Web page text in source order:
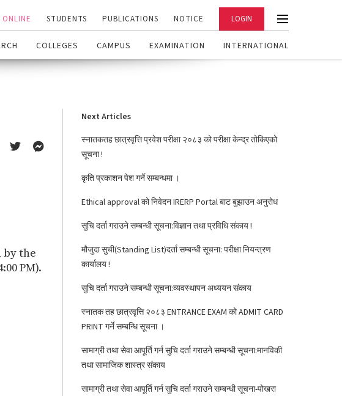
STUDENTS PUBLICATIONS NOTICE LOGIN
COLLEGES CAMPUS EXAMINATION INTERNATIONAL
by the
PM).
Next Articles
स्नातकतह छात्रवृत्ति प्रवेश परीक्षा २०८३ को परीक्षा केन्द्र तोकिएको
सूचना !
कृति प्रकाशन पेश गर्ने सम्बन्धमा ।
Ethical approval को निवेदन IRERP Portal बाट बुझाउन अनुरोध
सुचि दर्ता गराउने सम्बन्धी सूचना:विज्ञान तथा प्रविधि संकाय !
मौजुदा सुची(Standing List)दर्ता सम्बन्धी सूचना: परीक्षा नियन्त्रण
कार्यालय !
सुचि दर्ता गराउने सम्बन्धी सूचना:व्यवस्थापन अध्ययन संकाय
स्नातक तह छात्रवृत्ति २०८३ ENTRANCE EXAM को ADMIT CARD
PRINT गर्ने सम्बन्धि सूचना ।
सामाग्री तथा सेवा आपूर्ति गर्न सुचि दर्ता गराउने सम्बन्धी सूचना:मानविकी
तथा सामाजिक शास्त्र संकाय
सामाग्री तथा सेवा आपूर्ति गर्न सुचि दर्ता गराउने सम्बन्धी सूचना-पोखरा